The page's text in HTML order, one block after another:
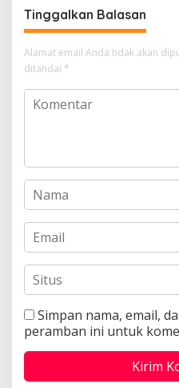
Tinggalkan Balasan
Alamat email Anda tidak akan
ditandai *
Simpan nama, email,
peramban ini untuk